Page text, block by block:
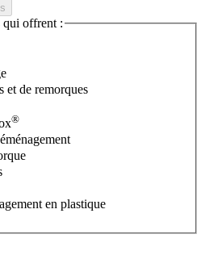
qui offrent :
et de remorques
®
en plastique